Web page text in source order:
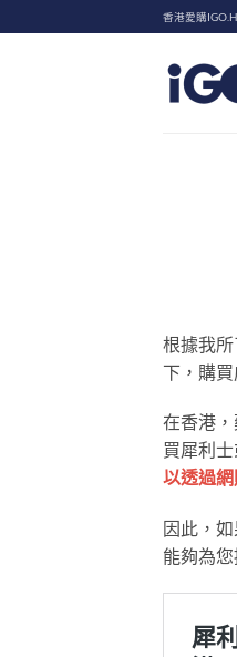
to
香港愛購
根據我
下，購
在香港
買犀利
以透過
因此，
能夠為